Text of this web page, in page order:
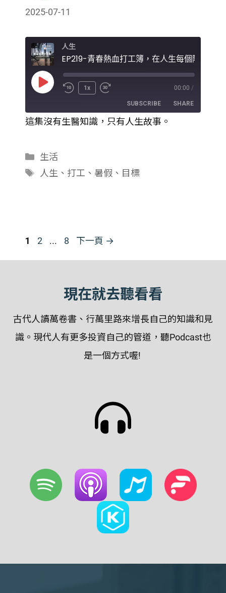
2025-07-11
人生
Play
1x 00:00 /
SUBSCRIBE SHARE
LINK
EMBED
這集沒有生醫知識，只有人生故事。
分
類
生活
標
人生 、 打工 、 暑假 、 目標
頁
面
1
頁
面
2 ...
頁
面
8 下一頁 →
現在就去聽看看
古代人讀萬卷書、行萬里路來增長自己的知識和見
識。現代人有更多投資自己的管道，聽Podcast也
是一個方式喔!